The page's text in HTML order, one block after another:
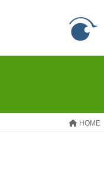
HOME